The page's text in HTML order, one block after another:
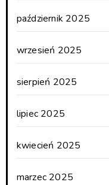
październik 2025
wrzesień 2025
sierpień 2025
lipiec 2025
kwiecień 2025
marzec 2025